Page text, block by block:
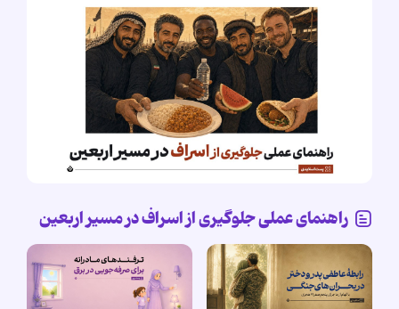
راهنمای عملی جلوگیری از اسراف در مسیر اربعین